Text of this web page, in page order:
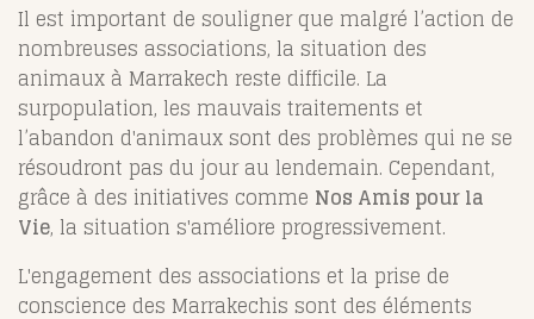
Il est important de souligner que malgré l’action de
nombreuses associations, la situation des
animaux à Marrakech reste difficile. La
surpopulation, les mauvais traitements et
l’abandon d'animaux sont des problèmes qui ne se
résoudront pas du jour au lendemain. Cependant,
grâce à des initiatives comme Nos Amis pour la
Vie, la situation s'améliore progressivement.
L'engagement des associations et la prise de
conscience des Marrakechis sont des éléments